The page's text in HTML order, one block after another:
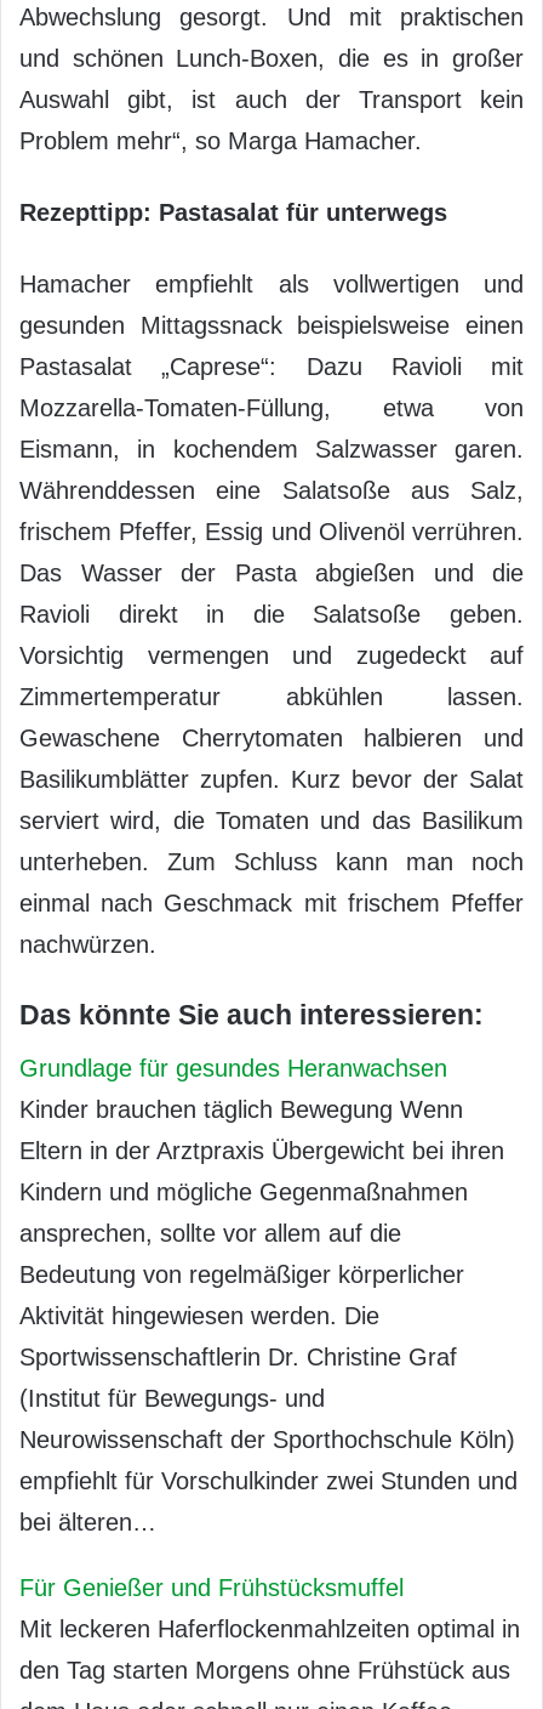
Abwechslung gesorgt. Und mit praktischen
und schönen Lunch-Boxen, die es in großer
Auswahl gibt, ist auch der Transport kein
Problem mehr“, so Marga Hamacher.
Rezepttipp: Pastasalat für unterwegs
Hamacher empfiehlt als vollwertigen und
gesunden Mittagssnack beispielsweise einen
Pastasalat „Caprese“: Dazu Ravioli mit
Mozzarella-Tomaten-Füllung, etwa von
Eismann, in kochendem Salzwasser garen.
Währenddessen eine Salatsoße aus Salz,
frischem Pfeffer, Essig und Olivenöl verrühren.
Das Wasser der Pasta abgießen und die
Ravioli direkt in die Salatsoße geben.
Vorsichtig vermengen und zugedeckt auf
Zimmertemperatur abkühlen lassen.
Gewaschene Cherrytomaten halbieren und
Basilikumblätter zupfen. Kurz bevor der Salat
serviert wird, die Tomaten und das Basilikum
unterheben. Zum Schluss kann man noch
einmal nach Geschmack mit frischem Pfeffer
nachwürzen.
Das könnte Sie auch interessieren:
Grundlage für gesundes Heranwachsen
Kinder brauchen täglich Bewegung Wenn
Eltern in der Arztpraxis Übergewicht bei ihren
Kindern und mögliche Gegenmaßnahmen
ansprechen, sollte vor allem auf die
Bedeutung von regelmäßiger körperlicher
Aktivität hingewiesen werden. Die
Sportwissenschaftlerin Dr. Christine Graf
(Institut für Bewegungs- und
Neurowissenschaft der Sporthochschule Köln)
empfiehlt für Vorschulkinder zwei Stunden und
bei älteren…
Für Genießer und Frühstücksmuffel
Mit leckeren Haferflockenmahlzeiten optimal in
den Tag starten Morgens ohne Frühstück aus